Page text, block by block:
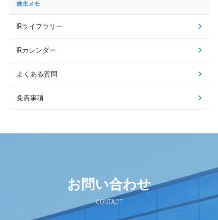
株主メモ
IRライブラリー
IRカレンダー
よくある質問
免責事項
お問い合わせ
CONTACT